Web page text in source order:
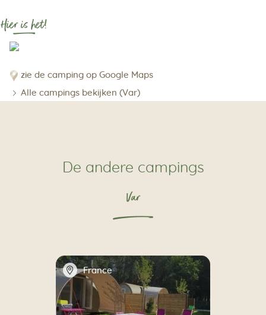
Hier is het!
zie de camping op Google Maps
Alle campings bekijken (Var)
De andere campings
Var
📍 France